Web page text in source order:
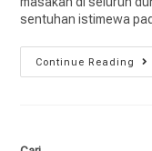
sentuhan istimewa
Continue Reading